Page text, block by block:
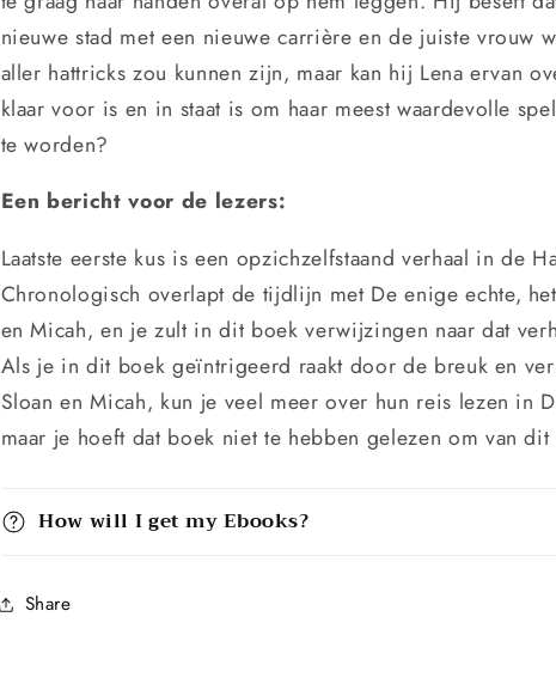
nieuwe stad met een nieuwe carrière en de juiste vrouw
aller hattricks zou kunnen zijn, maar kan hij Lena ervan
klaar voor is en in staat is om haar meest waardevolle
te worden?
Een bericht voor de lezers:
Laatste eerste kus is een opzichzelfstaand verhaal in de
Chronologisch overlapt de tijdlijn met De enige echte,
en Micah, en je zult in dit boek verwijzingen naar dat
Als je in dit boek geïntrigeerd raakt door de breuk en
Sloan en Micah, kun je veel meer over hun reis lezen in
maar je hoeft dat boek niet te hebben gelezen om van
How will I get my Ebooks?
Share